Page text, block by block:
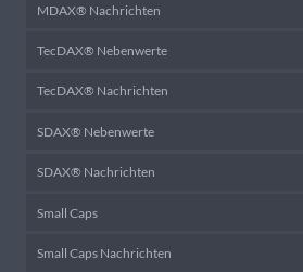
MDAX® Nachrichten
TecDAX® Nebenwerte
TecDAX® Nachrichten
SDAX® Nebenwerte
SDAX® Nachrichten
Small Caps
Small Caps Nachrichten